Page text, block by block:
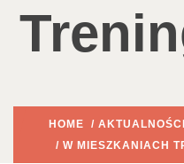
HOME / AKTUALNOŚCI
/ W MIESZKANIACH